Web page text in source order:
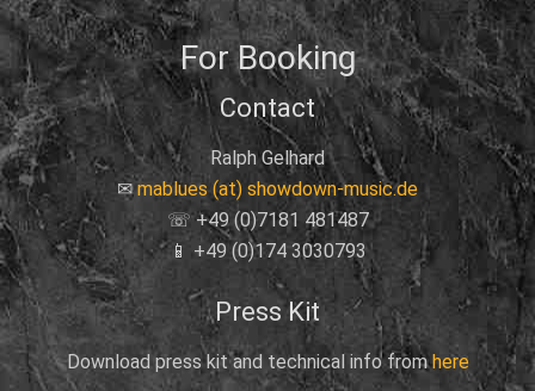
For Booking
Contact
Ralph Gelhard
✉mablues (at) showdown-music.de
☏ +49 (0)7181 481487
📱 +49 (0)174 3030793
Press Kit
Download press kit and technical info fromhere